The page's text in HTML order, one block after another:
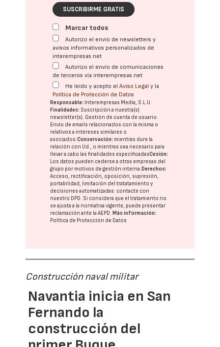
SUSCRIBIRME GRATIS
Marcar todos
Autorizo el envío de newsletters y
avisos informativos personalizados de
interempresas.net
Autorizo el envío de comunicaciones
de terceros vía interempresas.net
He leído y acepto elAviso Legal y la
Política de Protección de Datos
Responsable: Interempresas Media, S.L.U.
Finalidades: Suscripción a nuestra(s)
newsletter(s). Gestión de cuenta de usuario.
Envío de emails relacionados con la misma o
relativos a intereses similares o
asociados.Conservación: mientras dure la
relación con Ud., o mientras sea necesario para
llevar a cabo las finalidades especificadasCesión:
Los datos pueden cederse a otras empresas del
grupo por motivos de gestión interna.Derechos:
Acceso, rectificación, oposición, supresión,
portabilidad, limitación del tratatamiento y
decisiones automatizadas: contacte con
nuestro DPD. Si considera que el tratamiento no
se ajusta a la normativa vigente, puede presentar
reclamación ante laAEPD.Más información:
Política de Protección de Datos
Construcción naval militar
Navantia inicia en San
Fernando la
construcción del